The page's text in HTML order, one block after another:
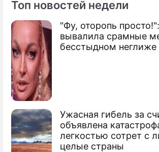
Топ новостей недели
"Фу, оторопь
вывалила срамные
бесстыдном неглиже
Ужасная гибель за
объявлена
легкостью сотрет с
целые страны
Фоторепортаж
Знаменитости пришли
Владимиром Этушем